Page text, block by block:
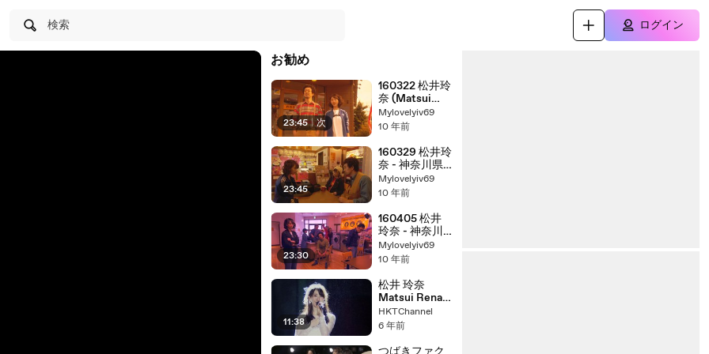
検索 ログイン
お勧め
23:45 | 次
160322 松井玲
奈 (Matsui
Rena) - 神奈川
県厚木市 ラン
ep02
Mylovelyiv69
10 年前
23:45
160329 松井玲
奈 - 神奈川県
厚木市 ランド
リー茅ヶ崎
Mylovelyiv69
10 年前
23:30
160405 松井
玲奈 - 神奈川
県厚木市 ラン
ドリー茅ヶ崎
Mylovelyiv69
10 年前
11:38
松井 玲奈
Matsui Rena -
2588日 / 松井
玲奈卒業コン
HKTChannel
6 年前